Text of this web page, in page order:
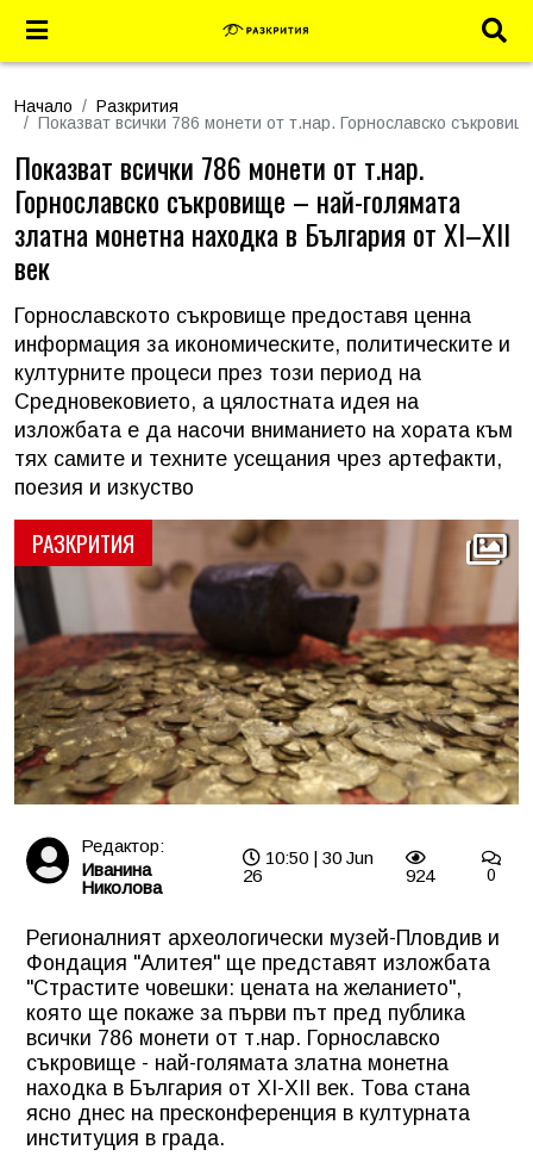
Начало
Разкрития
Показват всички 786 монети от т.нар. Горнославско
РАЗКРИТИЯ
Показват всички 786 монети от т.нар.
Горнославско съкровище – най-голямата
златна монетна находка в България от XI–XII
век
Горнославското съкровище предоставя ценна
информация за икономическите, политическите и
културните процеси през този период на
Средновековието, а цялостната идея на
изложбата е да насочи вниманието на хората към
тях самите и техните усещания чрез артефакти,
поезия и изкуство
Редактор:
Иванина
Николова
10:50 | 30 Jun
26
924 0
Регионалният археологически музей-Пловдив и
Фондация "Алитея" ще представят изложбата
"Страстите човешки: цената на желанието",
която ще покаже за първи път пред публика
всички 786 монети от т.нар. Горнославско
съкровище - най-голямата златна монетна
находка в България от XI-XII век. Това стана
ясно днес на пресконференция в културната
институция в града.